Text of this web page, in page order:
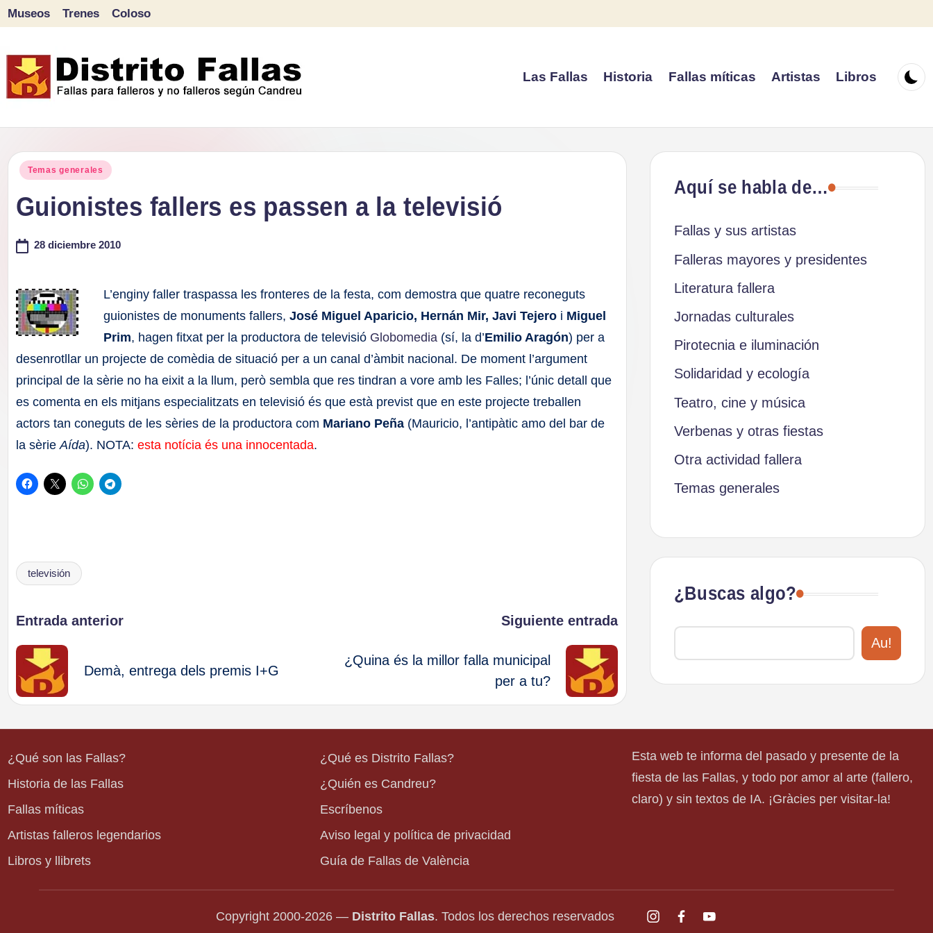
contenido
Museos Trenes Coloso
Las Fallas Historia Fallas míticas Artistas Libros
Publicado
Temas generales
Guionistes fallers es passen a la televisió
28 diciembre 2010
L’enginy faller traspassa les fronteres de la festa, com demostra que quatre reconeguts
guionistes de monuments fallers,José Miguel Aparicio, Hernán Mir, Javi Tejero i Miguel
Prim, hagen fitxat per la productora de televisió Globomedia (sí, la d’Emilio Aragón) per a
desenrotllar un projecte de comèdia de situació per a un canal d’àmbit nacional. De moment l’argument
principal de la sèrie no ha eixit a la llum, però sembla que res tindran a vore amb les Falles; l’únic detall que
es comenta en els mitjans especialitzats en televisió és que està previst que en este projecte treballen
actors tan coneguts de les sèries de la productora com Mariano Peña (Mauricio, l’antipàtic amo del bar de
la sèrieAída). NOTA:esta notícia és una innocentada.
Etiquetas:
televisión
Navegación
de
entradas
Entrada anterior
Demà, entrega dels premis I+G
Siguiente entrada
¿Quina és la millor falla municipal
per a tu?
Aquí se habla de…
Fallas y sus artistas
Falleras mayores y presidentes
Literatura fallera
Jornadas culturales
Pirotecnia e iluminación
Solidaridad y ecología
Teatro, cine y música
Verbenas y otras fiestas
Otra actividad fallera
Temas generales
¿Buscas algo?
Au!
¿Qué son las Fallas?
Historia de las Fallas
Fallas míticas
Artistas falleros legendarios
Libros y llibrets
¿Qué es Distrito Fallas?
¿Quién es Candreu?
Escríbenos
Aviso legal y política de privacidad
Guía de Fallas de València
Esta web te informa del pasado y presente de la
fiesta de las Fallas, y todo por amor al arte (fallero,
claro) y sin textos de IA. ¡Gràcies per visitar-la!
Copyright 2000-2026 — Distrito Fallas. Todos los derechos reservados instagram.com
facebook.com
youtube.com